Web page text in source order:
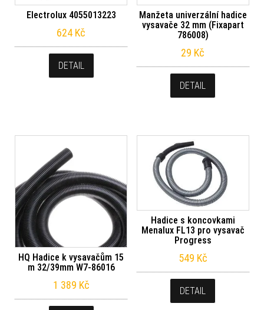
Electrolux 4055013223
624 Kč
DETAIL
Manžeta univerzální hadice
vysavače 32 mm (Fixapart
786008)
29 Kč
DETAIL
HQ Hadice k vysavačům 15
m 32/39mm W7-86016
1 389 Kč
Hadice s koncovkami
Menalux FL13 pro vysavač
Progress
549 Kč
DETAIL